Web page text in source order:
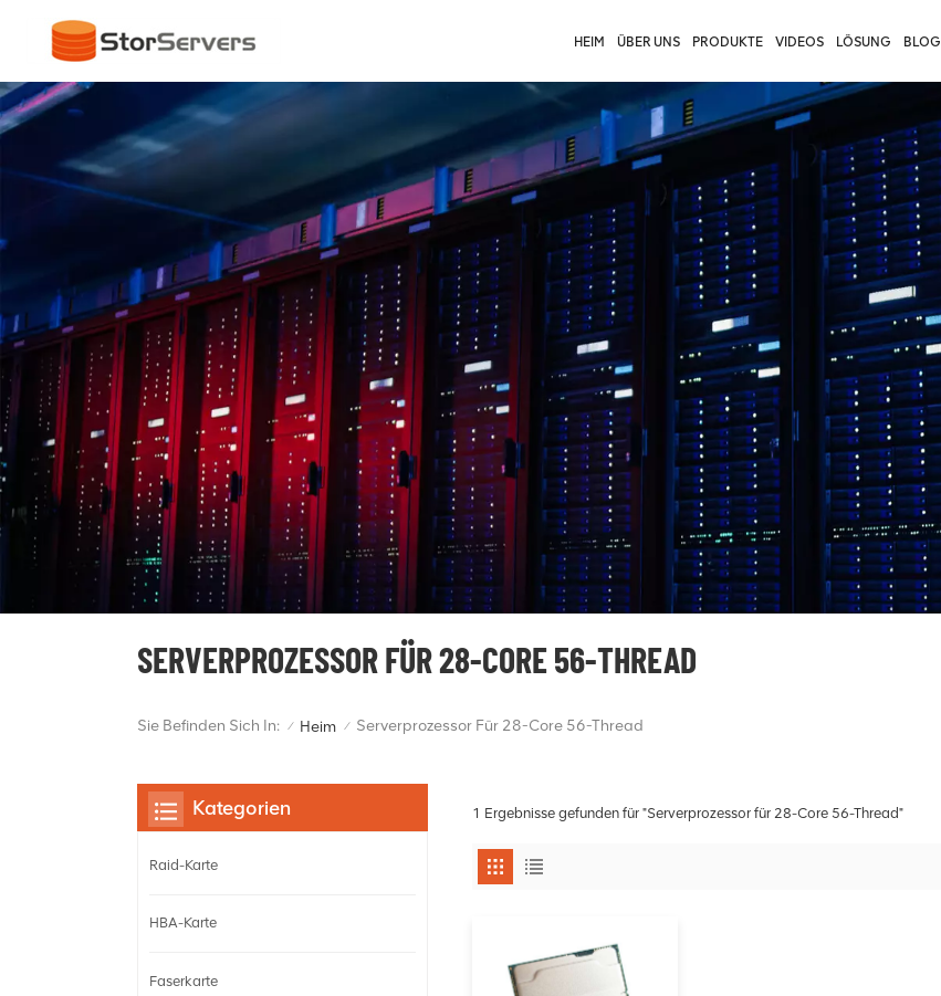
HEIM ÜBER UNS PRODUKTE VIDEOS LÖSUNG BLOG
SERVERPROZESSOR FÜR 28-CORE 56-THREAD
Sie Befinden Sich In: / Heim / Serverprozessor Für 28-Core 56-Thread
1 Ergebnisse gefunden für "Serverprozessor für 28-Core 56-Thread"
Kategorien
Raid-Karte
HBA-Karte
Faserkarte